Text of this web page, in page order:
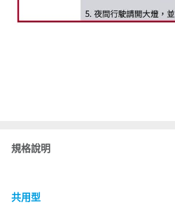
規格說明
共用型